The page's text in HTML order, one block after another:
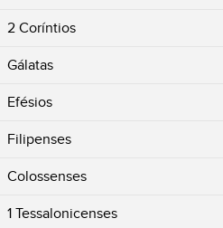
2 Coríntios
Gálatas
Efésios
Filipenses
Colossenses
1 Tessalonicenses